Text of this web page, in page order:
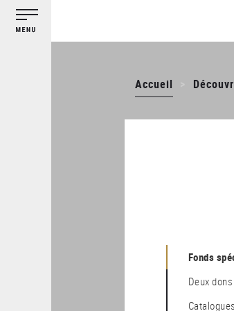
contenu
Accueil
Fonds
Deux
catalogues de libraires et
Gestion des cookies